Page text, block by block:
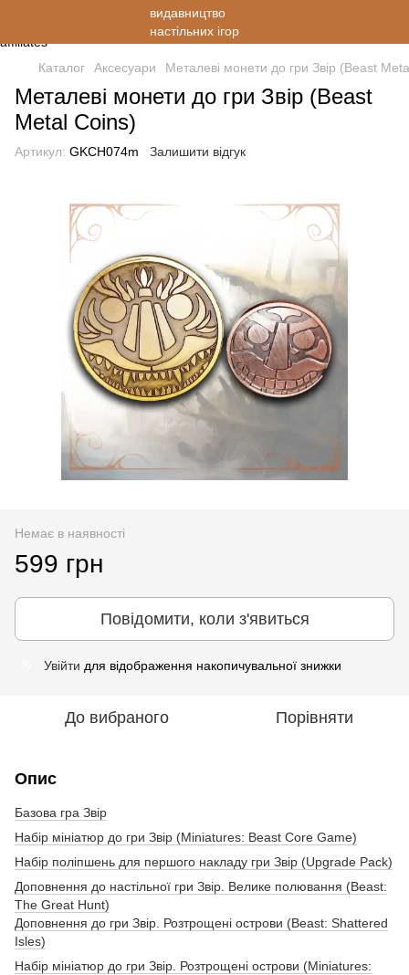
Каталог Аксесуари Металеві монети до гри Звір (Beast
Металеві монети до гри Звір (Beast
Metal Coins)
Артикул: GKCH074m Залишити відгук
Немає в наявності
599 грн
Повідомити, коли з'явиться
Увійти для відображення накопичувальної знижки
До вибраного Порівняти
Опис
Базова гра Звір
Набір мініатюр до гри Звір (Miniatures: Beast Core Game)
Набір поліпшень для першого накладу гри Звір (Upgrade Pack)
Доповнення до настільної гри Звір. Велике полювання (Beast:
The Great Hunt)
Доповнення до гри Звір. Розтрощені острови (Beast: Shattered
Isles)
Набір мініатюр до гри Звір. Розтрощені острови (Miniatures: